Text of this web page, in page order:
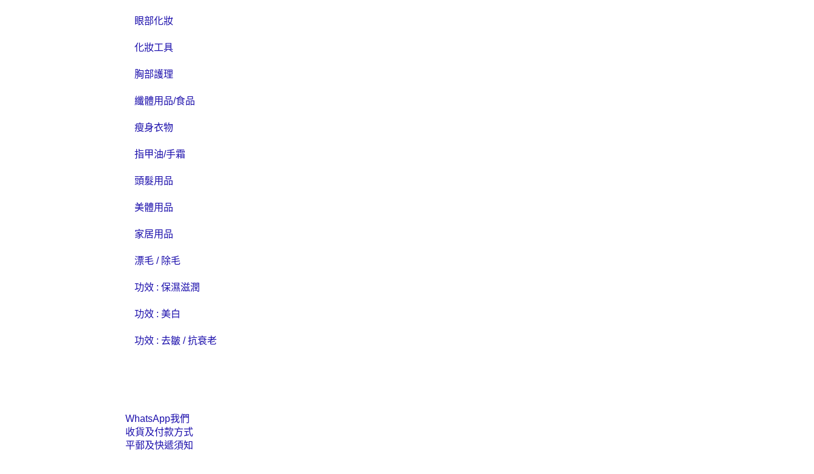
眼部化妝
化妝工具
胸部護理
纖體用品/食品
瘦身衣物
指甲油/手霜
頭髮用品
美體用品
家居用品
漂毛 / 除毛
功效 : 保濕滋潤
功效 : 美白
功效 : 去皺 / 抗衰老
WhatsApp我們
收貨及付款方式
平郵及快遞須知